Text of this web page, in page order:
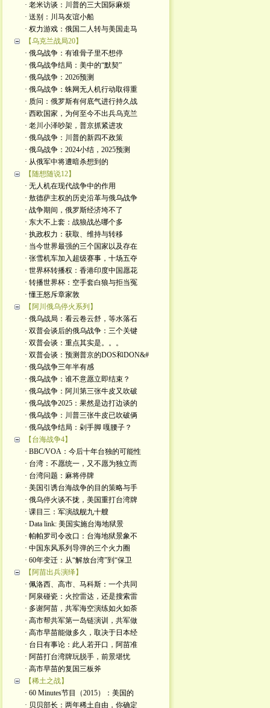
· 老米访谈：川普的三大国际麻烦
· 送别：川马友谊小船
· 权力游戏：俄国二人转与美国走马
【乌克兰战局20】
· 俄乌战争：有谁骨子里不想停
· 俄乌战争结局：美中的“默契”
· 俄乌战争：2026预测
· 俄乌战争：蛛网无人机行动取得重
· 质问：俄罗斯有何底气进行持久战
· 西欧国家，为何至今不出兵乌克兰
· 老川小泽吵架，普京抓紧进攻
· 俄乌战争：川普的新四不政策
· 俄乌战争：2024小结，2025预测
· 从俄军中将遭暗杀想到的
【随想随说12】
· 无人机在现代战争中的作用
· 敖德萨主权的历史沿革与俄乌战争
· 战争期间，俄罗斯经济垮不了
· 东大不上套：战狼战怂哪个多
· 执政权力：获取、维持与转移
· 当今世界最强的三个国家以及存在
· 张雪机车加入超级赛事，十场五夺
· 世界杯转播权：香港印度中国愿花
· 转播世界杯：空手套白狼与拒当冤
· 懂王怒斥章家敦
【阿川俄乌停火系列】
· 俄乌战局：看云卷云舒，等水落石
· 双普会谈后的俄乌战争：三个关键
· 双普会谈：重点其实是。。。
· 双普会谈：预测普京的DOS和DON&#
· 俄乌战争三年半有感
· 俄乌战争：谁不意愿立即结束？
· 俄乌战争：阿川第三张牛皮又吹破
· 俄乌战争2025：果然是边打边谈的
· 俄乌战争：川普三张牛皮已吹破俩
· 俄乌战争结局：剁手脚 嘎腰子？
【台海战争4】
· BBC/VOA：今后十年台独的可能性
· 台湾：不愿统一，又不愿为独立而
· 台湾问题：麻将停牌
· 美国引诱台海战争的目的策略与手
· 俄乌停火谈不拢，美国重打台湾牌
· 课目三：军演战舰九十艘
· Data link: 美国实施台海地狱景
· 帕帕罗司令改口：台海地狱景象不
· 中国东风系列导弹的三个火力圈
· 60年变迁：从“解放台湾”到“保卫
【阿苗出兵演绎】
· 佩洛西、高市、马科斯：一个共同
· 阿泉碰瓷：火控雷达，还是搜索雷
· 多谢阿苗，共军海空演练如火如荼
· 高市帮共军第一岛链演训，共军做
· 高市早苗能做多久，取决于日本经
· 台日有事论：此人若开口，阿苗准
· 阿苗打台湾牌玩脱手，前景堪忧
· 高市早苗的复国三板斧
【稀土之战】
· 60 Minutes节目（2015）：美国的
· 贝贝部长：两年稀土自由，你确定